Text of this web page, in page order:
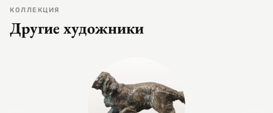
КОЛЛЕКЦИЯ
Другие художники